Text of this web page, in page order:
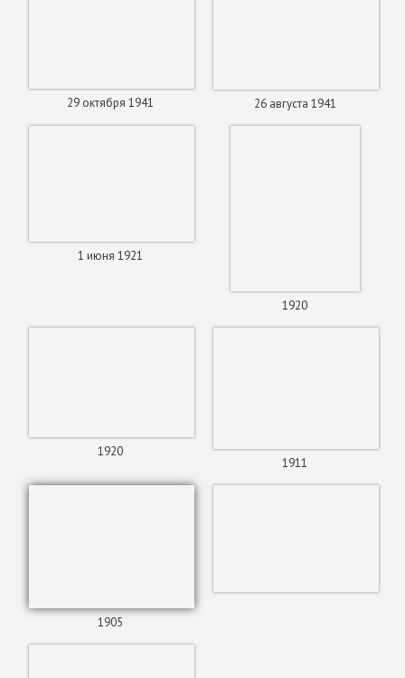
29 октября 1941 26 августа 1941
1 июня 1921
1920
1920
1911
1905